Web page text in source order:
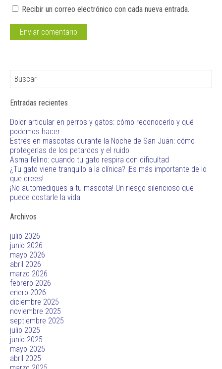
Recibir un correo electrónico con cada nueva entrada.
Entradas recientes
Dolor articular en perros y gatos: cómo reconocerlo y qué
podemos hacer
Estrés en mascotas durante la Noche de San Juan: cómo
protegerlas de los petardos y el ruido
Asma felino: cuando tu gato respira con dificultad
¿Tu gato viene tranquilo a la clínica? ¡Es más importante de lo
que crees!
¡No automediques a tu mascota! Un riesgo silencioso que
puede costarle la vida
Archivos
julio 2026
junio 2026
mayo 2026
abril 2026
marzo 2026
febrero 2026
enero 2026
diciembre 2025
noviembre 2025
septiembre 2025
julio 2025
junio 2025
mayo 2025
abril 2025